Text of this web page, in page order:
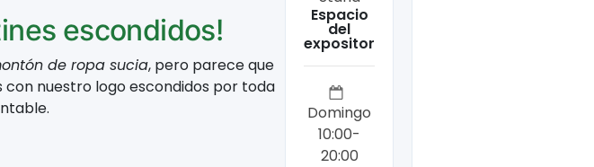
escondidos!
de ropa sucia, pero parece que
nuestro logo escondidos por toda
Espacio
del
expositor
Domingo
10:00-
20:00